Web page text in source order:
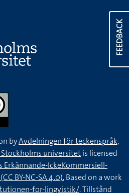
FEEDBACK
byAvdelningen för teckenspråk,
universitetis licensed
Erkännande-IckeKommersiell-
BY-NC-SA 4.0).Based on a work
for-lingvistik/. Tillstånd